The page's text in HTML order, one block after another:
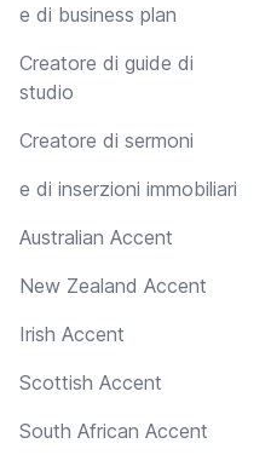
e di business plan
Creatore di guide di
studio
Creatore di sermoni
e di inserzioni immobiliari
Australian Accent
New Zealand Accent
Irish Accent
Scottish Accent
South African Accent